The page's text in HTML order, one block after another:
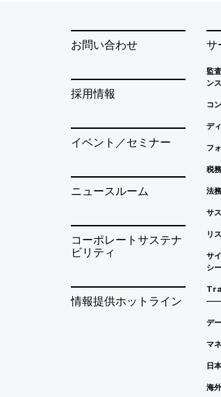
お問い合わせ
採用情報
イベント／セミナー
ニュースルーム
コーポレートサステナ
ビリティ
情報提供ホットライン
サ
監
ン
コ
デ
フ
税務
法務
サ
リ
サ
シー
デ
マ
日
海